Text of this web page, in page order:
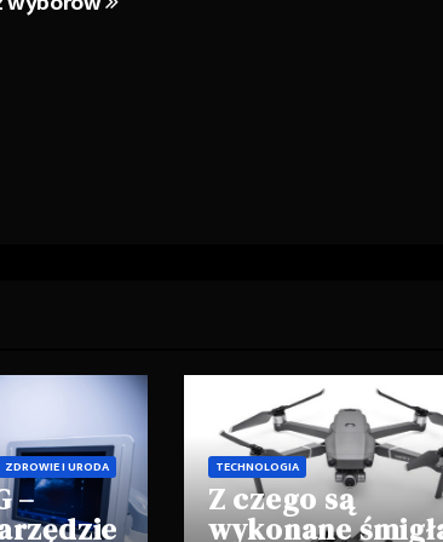
ZDROWIE I URODA
–
TECHNOLOGIA
Z czego są
wykonane